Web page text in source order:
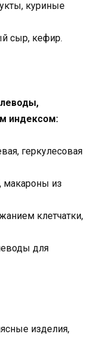
куриные
сыр, кефир.
индексом:
геркулесовая
макароны из
клетчатки,
изделия,